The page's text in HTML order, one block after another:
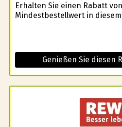
Erhalten Sie einen Rabatt
Mindestbestellwert in
Genießen Sie diesen